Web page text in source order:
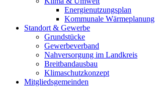
Energienutzungsplan
Kommunale Wärmeplanung
Standort & Gewerbe
Grundstücke
Gewerbeverband
Nahversorgung im Landkreis
Breitbandausbau
Klimaschutzkonzept
Mitgliedsgemeinden